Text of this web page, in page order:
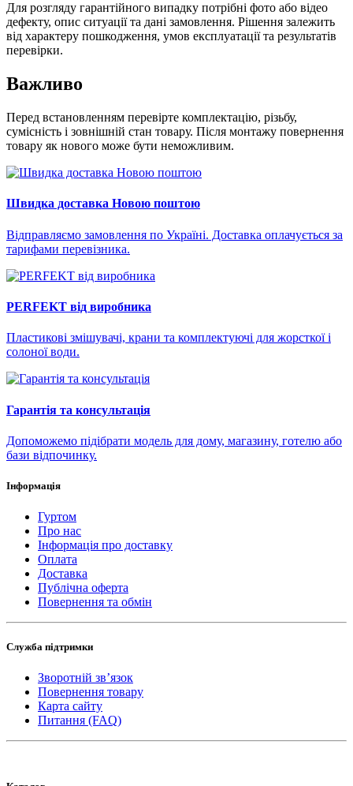
Для розгляду гарантійного випадку потрібні фото або відео
дефекту, опис ситуації та дані замовлення. Рішення залежить
від характеру пошкодження, умов експлуатації та результатів
перевірки.
Важливо
Перед встановленням перевірте комплектацію, різьбу,
сумісність і зовнішній стан товару. Після монтажу повернення
товару як нового може бути неможливим.
Швидка доставка Новою поштою
Відправляємо замовлення по Україні. Доставка оплачується за
тарифами перевізника.
PERFEKT від виробника
Пластикові змішувачі, крани та комплектуючі для жорсткої і
солоної води.
Гарантія та консультація
Допоможемо підібрати модель для дому, магазину, готелю або
бази відпочинку.
Інформація
Гуртом
Про нас
Інформація про доставку
Оплата
Доставка
Публічна оферта
Повернення та обмін
Служба підтримки
Зворотній зв’язок
Повернення товару
Карта сайту
Питання (FAQ)